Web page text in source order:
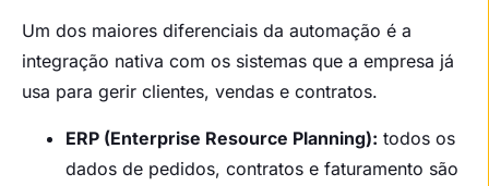
Um dos maiores diferenciais da automação é a
integração nativa com os sistemas que a empresa já
usa para gerir clientes, vendas e contratos.
ERP (Enterprise Resource Planning): todos os
dados de pedidos, contratos e faturamento são